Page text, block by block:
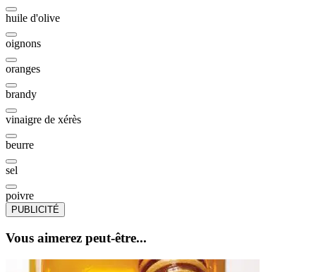
huile d'olive
oignons
oranges
brandy
vinaigre de xérès
beurre
sel
poivre
PUBLICITÉ
Vous aimerez peut-être...